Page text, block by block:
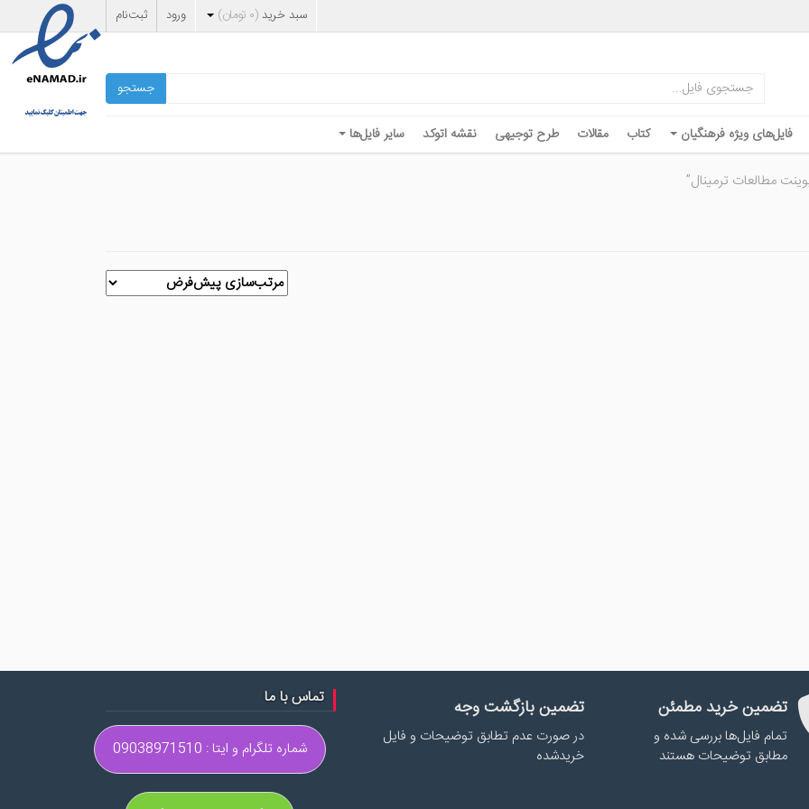
سبد خرید (۰ تومان) ورود ثبت‌نام
جستجو
فایل‌های ویژه فرهنگیان کتاب مقالات طرح توجیهی نقشه اتوکد سایر فایل‌ها
مطالعات ترمینال”
تضمین خرید مطمئن
تمام فایل‌ها بررسی شده و
مطابق توضیحات هستند
تضمین بازگشت وجه
در صورت عدم تطابق توضیحات و فایل
خریدشده
تماس با ما
شماره تلگرام و ایتا : 09038971510